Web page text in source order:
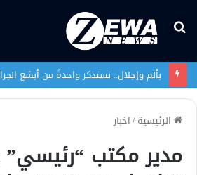
بحث
الرئيسية/اخبار
مدير مكتب